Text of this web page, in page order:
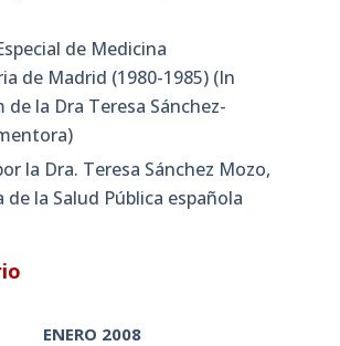
de Medicina
de Madrid (1980-1985) (In
de la Dra Teresa Sánchez-
la Dra. Teresa Sánchez Mozo,
de la Salud Pública española
ENERO 2008